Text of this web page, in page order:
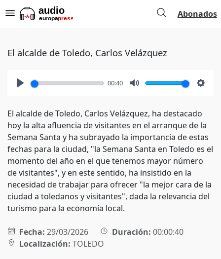
Abonados
El alcalde de Toledo, Carlos Velázquez
00:40
El alcalde de Toledo, Carlos Velázquez, ha destacado
hoy la alta afluencia de visitantes en el arranque de la
Semana Santa y ha subrayado la importancia de estas
fechas para la ciudad, "la Semana Santa en Toledo es el
momento del año en el que tenemos mayor número
de visitantes", y en este sentido, ha insistido en la
necesidad de trabajar para ofrecer "la mejor cara de la
ciudad a toledanos y visitantes", dada la relevancia del
turismo para la economía local.
Fecha: 29/03/2026 Duración: 00:00:40
Localización: TOLEDO